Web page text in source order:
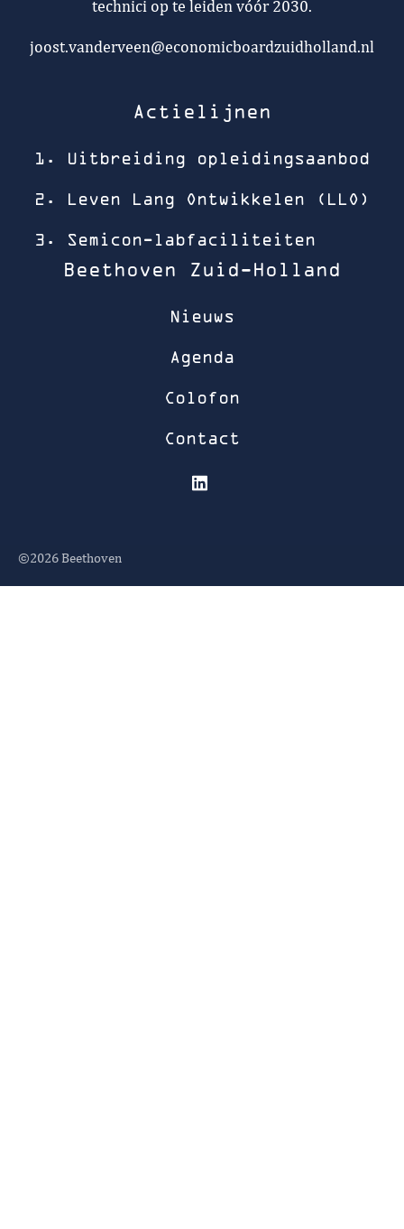
technici op te leiden vóór 2030.
joost.vanderveen@economicboardzuidholland.nl
Actielijnen
1. Uitbreiding opleidingsaanbod
2. Leven Lang Ontwikkelen (LLO)
3. Semicon-labfaciliteiten
Beethoven Zuid-Holland
Nieuws
Agenda
Colofon
Contact
©2026 Beethoven